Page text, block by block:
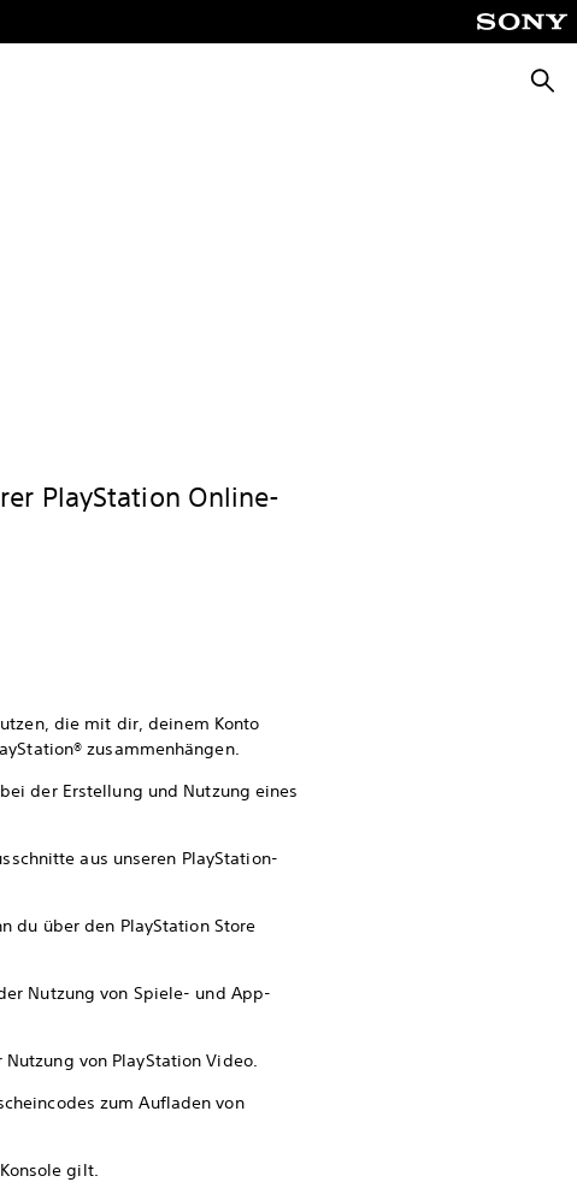
PlayStation Online-
die mit dir, deinem Konto
zusammenhängen.
der Erstellung und Nutzung eines
aus unseren PlayStation-
du über den PlayStation Store
Nutzung von Spiele- und App-
von PlayStation Video.
zum Aufladen von
gilt.